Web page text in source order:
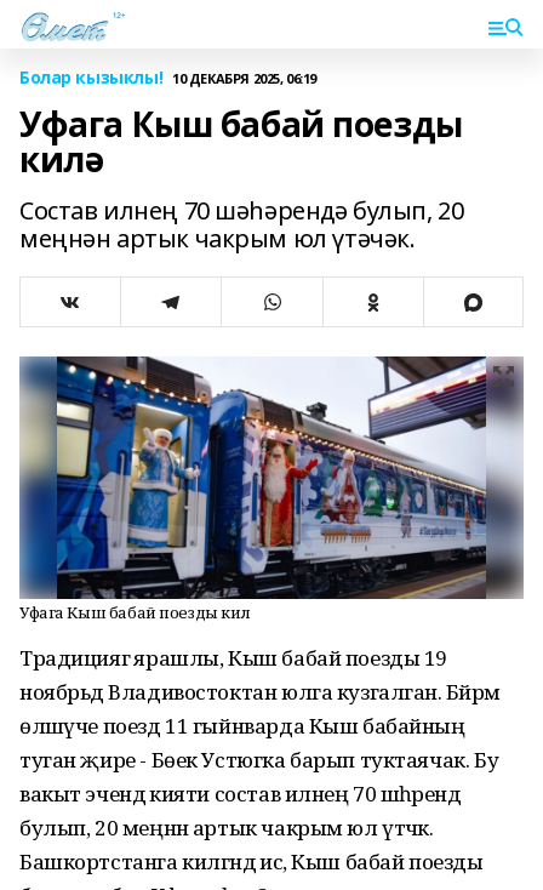
Болар кызыклы! 10 ДЕКАБРЯ 2025, 06:19
Уфага Кыш бабай поезды
килә
Состав илнең 70 шәһәрендә булып, 20
меңнән артык чакрым юл үтәчәк.
Уфага Кыш бабай поезды килә
Традициягә ярашлы, Кыш бабай поезды 19
ноябрьдә Владивостоктан юлга кузгалган. Бәйрәм
өләшүче поезд 11 гыйнварда Кыш бабайның
туган җире - Бөек Устюгка барып туктаячак. Бу
вакыт эчендә әкияти состав илнең 70 шәһәрендә
булып, 20 меңнән артык чакрым юл үтәчәк.
Башкортстанга килгәндә исә, Кыш бабай поезды